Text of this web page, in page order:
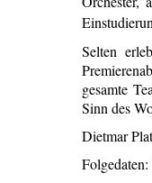
Selten
gesamte
Sinn
Dietmar